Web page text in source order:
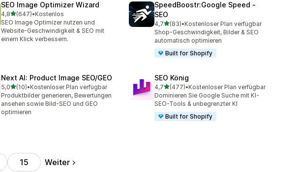
SEO Image Optimizer Wizard
4,8von 5 Sternen
(647)
647 Rezensionen insgesamt
•Kostenlos
SEO Image Optimizer nutzen und
Website-Geschwindigkeit & SEO mit
einem Klick verbessern.
SpeedBoostr:Google Speed ‑
SEO
4,7von 5 Sternen
(83)
83 Rezensionen insgesamt
•Kostenloser Plan verfügbar
Shop-Geschwindigkeit, Bilder & SEO
automatisch optimieren
Built for Shopify
Next AI: Product Image SEO/GEO
5,0von 5 Sternen
(10)
10 Rezensionen insgesamt
•Kostenloser Plan verfügbar
Produktbilder generieren, Bewertungen
ansehen sowie Bild-SEO und GEO
optimieren
SEO König
4,7von 5 Sternen
(477)
477 Rezensionen insgesamt
•Kostenloser Plan verfügbar
Dominieren Sie Google Suche mit KI-
SEO-Tools & unbegrenzter KI
Built for Shopify
15 Weiter